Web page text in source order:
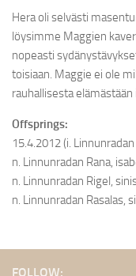
Hera oli selvästi
löysimme Maggien
nopeasti
toisiaan. Maggie ei ole
rauhallisesta elämästään
Offsprings:
15.4.2012 (i. Linnunradan
n. Linnunradan Rana,
n. Linnunradan Rigel,
n. Linnunradan Rasalas,
FOLLOW: